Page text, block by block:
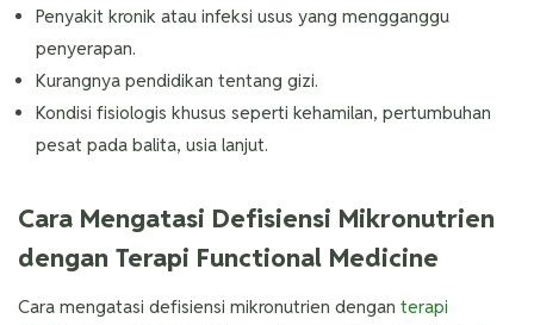
Penyakit kronik atau infeksi usus yang mengganggu
penyerapan.
Kurangnya pendidikan tentang gizi.
Kondisi fisiologis khusus seperti kehamilan, pertumbuhan
pesat pada balita, usia lanjut.
Cara Mengatasi Defisiensi Mikronutrien
dengan Terapi Functional Medicine
Cara mengatasi defisiensi mikronutrien dengan terapi